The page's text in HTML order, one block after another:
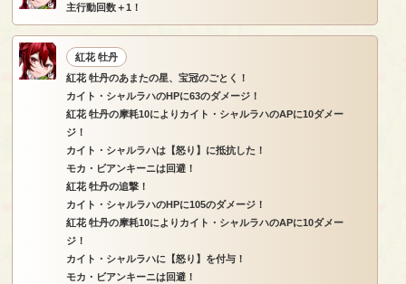
主行動回数＋1！
紅花 牡丹
紅花 牡丹のあまたの星、宝冠のごとく！
カイト・シャルラハのHPに63のダメージ！
紅花 牡丹の摩耗10によりカイト・シャルラハのAPに10ダメー
ジ！
カイト・シャルラハは【怒り】に抵抗した！
モカ・ビアンキーニは回避！
紅花 牡丹の追撃！
カイト・シャルラハのHPに105のダメージ！
紅花 牡丹の摩耗10によりカイト・シャルラハのAPに10ダメー
ジ！
カイト・シャルラハに【怒り】を付与！
モカ・ビアンキーニは回避！